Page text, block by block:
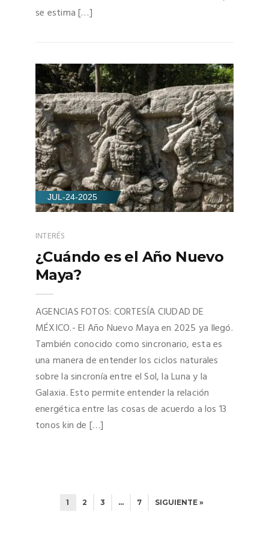
se estima […]
JUL-24-2025
INTERÉS
¿Cuándo es el Año Nuevo
Maya?
AGENCIAS FOTOS: CORTESÍA CIUDAD DE
MÉXICO.- El Año Nuevo Maya en 2025 ya llegó.
También conocido como sincronario, esta es
una manera de entender los ciclos naturales
sobre la sincronía entre el Sol, la Luna y la
Galaxia. Esto permite entender la relación
energética entre las cosas de acuerdo a los 13
tonos kin de […]
1 2 3 … 7 SIGUIENTE »